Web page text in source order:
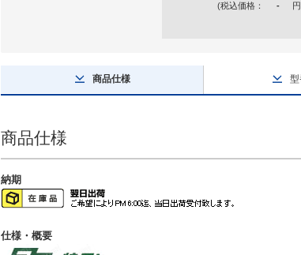
(税込価格： - 円
商品仕様 型
商品仕様
納期
仕様・概要